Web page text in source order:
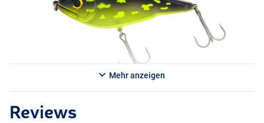
Red/Black
Mehr anzeigen
Reviews